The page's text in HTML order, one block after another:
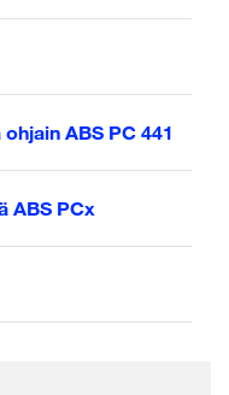
ABS PC 441
ABS PCx